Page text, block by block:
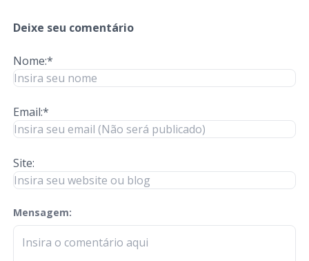
Deixe seu comentário
Nome:*
Email:*
Site:
Mensagem:
check-terms